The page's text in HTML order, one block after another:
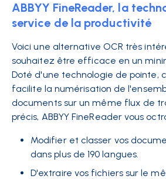
ABBYY FineReader, la
service de la productivité
Voici une alternative OCR très
souhaitez être efficace en un
Doté d'une technologie de pointe,
facilite la numérisation de
documents sur un même flux de
précis, ABBYY FineReader vous
Modifier et classer vos
dans plus de 190 langues.
D'extraire vos fichiers sur le